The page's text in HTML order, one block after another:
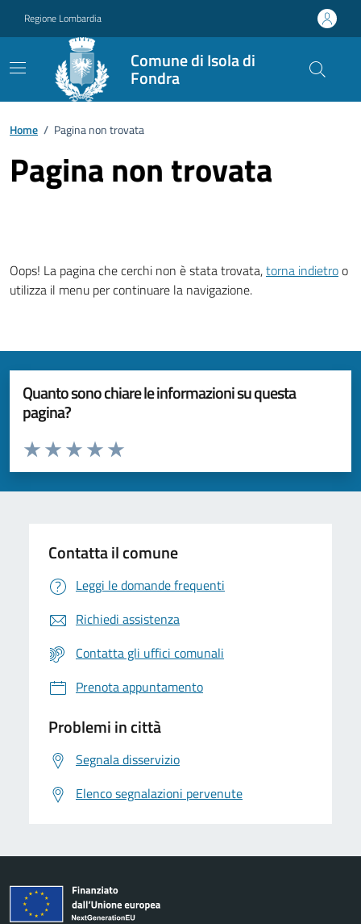
Regione Lombardia
Comune di Isola di
Fondra
Home / Pagina non trovata
Pagina non trovata
Oops! La pagina che cerchi non è stata trovata,torna indietroo
utilizza il menu per continuare la navigazione.
Quanto sono chiare le informazioni su questa
pagina?
Valuta da 1 a 5 stelle la pagina
Valuta 5 stelle su 5
Valuta 4 stelle su 5
Valuta 3 stelle su 5
Valuta 2 stelle su 5
Valuta 1 stelle su 5
Contatta il comune
Leggi le domande frequenti
Richiedi assistenza
Contatta gli uffici comunali
Prenota appuntamento
Problemi in città
Segnala disservizio
Elenco segnalazioni pervenute